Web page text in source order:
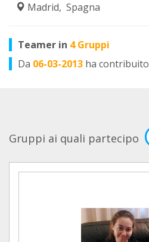
Madrid, Spagna
Teamer in 4 Gruppi
Da 06-03-2013 ha contribuito
Gruppi ai quali partecipo